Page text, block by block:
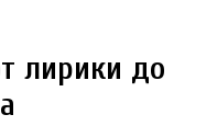
лирики до